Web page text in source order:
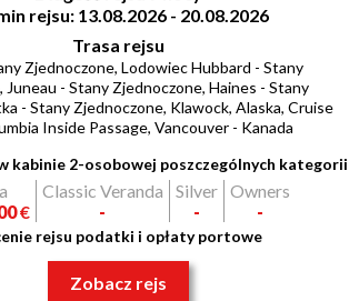
rejsu: 13.08.2026 - 20.08.2026
Trasa rejsu
Zjednoczone, Lodowiec Hubbard - Stany
Juneau - Stany Zjednoczone, Haines - Stany
- Stany Zjednoczone, Klawock, Alaska, Cruise
Inside Passage, Vancouver - Kanada
kabinie 2-osobowej poszczególnych kategorii
€
Classic Veranda
-
Silver
-
Owners
-
rejsu podatki i opłaty portowe
Zobacz rejs